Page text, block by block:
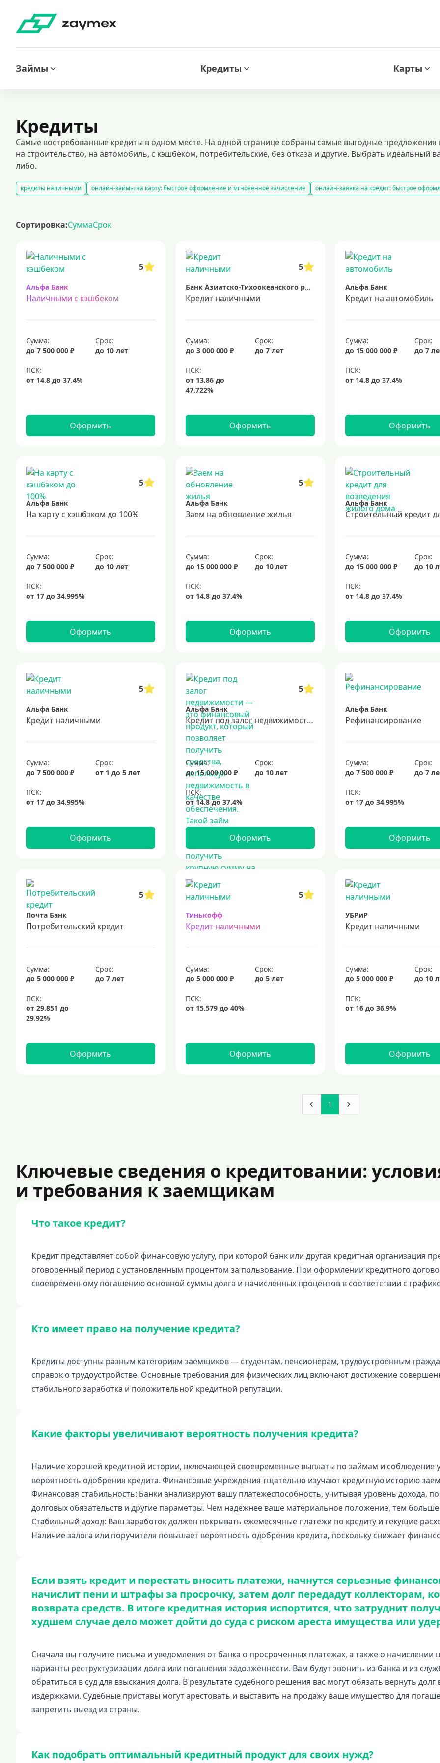
Займы Кредиты Карты
Кредиты
Самые востребованные кредиты в одном месте. На одной странице собраны самые выгодные
на строительство, на автомобиль, с кэшбеком, потребительские, без отказа и другие. Выбрать идеальный
либо.
кредиты наличными онлайн-займы на карту: быстрое оформление и мгновенное зачисление
онлайн-заявка на кредит: быстрое
лучшие предложения по кредитам с минимальными ставками
кредиты с минимальными ставками
подача заявки на кредит в несколько банков одновременно образовательные кредиты
кредиты для самозанятых
кредит на ремонт кредиты на 5 лет кредит на 3 года потребительские кредиты кредит за 5 минут
срочный кредит
Сортировка:СуммаСрок
5
Альфа Банк
Наличными с кэшбеком
Сумма:
до 7 500 000 ₽
Срок:
до 10 лет
Оформить
5
Банк Азиатско-Тихоокеанского региона
Кредит наличными
Сумма:
до 3 000 000 ₽
Срок:
до 7 лет
Оформить
Альфа Банк
Кредит на автомобиль
Сумма:
до 15 000 000 ₽
Срок:
до 7
Оформить
5
Альфа Банк
На карту с кэшбэком до 100%
Сумма:
до 7 500 000 ₽
Срок:
до 10 лет
Оформить
5
Альфа Банк
Заем на обновление жилья
Сумма:
до 15 000 000 ₽
Срок:
до 10 лет
Оформить
Альфа Банк
Сумма:
до 15 000 000 ₽
Срок:
до 10
Оформить
5
Альфа Банк
Кредит наличными
Сумма:
до 7 500 000 ₽
Срок:
от 1 до 5 лет
Оформить
5
Альфа Банк
Кредит под залог недвижимости — это финансовый продукт, который позволяет получить средства, используя недвижимость в качестве обеспечения. Такой займ предоставляет возможность получить крупную сумму на выгодных условиях, так как риски для банка снижены благодаря наличию залога. Подходит для решения различных финансовых задач, включая рефинансирование долгов, инвестиции в бизнес или крупные покупки.
Сумма:
до 15 000 000 ₽
Срок:
до 10 лет
Оформить
Альфа Банк
Рефинансирование
Сумма:
до 7 500 000 ₽
Срок:
до 7
Оформить
5
Почта Банк
Потребительский кредит
Сумма:
до 5 000 000 ₽
Срок:
до 7 лет
Оформить
5
Тинькофф
Кредит наличными
Сумма:
до 5 000 000 ₽
Срок:
до 5 лет
Оформить
УБРиР
Кредит наличными
Сумма:
до 5 000 000 ₽
Срок:
до 10
Оформить
1
Ключевые сведения о кредитовании:
и требования к заемщикам
Что такое кредит?
Кредит представляет собой финансовую услугу, при которой банк или другая кредитная организация
оговоренный период с установленным процентом за пользование. При оформлении кредитного
своевременному погашению основной суммы долга и начисленных процентов в соответствии с
Кто имеет право на получение кредита?
Кредиты доступны разным категориям заемщиков — студентам, пенсионерам, трудоустроенным
справок о трудоустройстве. Основные требования для физических лиц включают достижение
стабильного заработка и положительной кредитной репутации.
Какие факторы увеличивают вероятность получения кредита?
Наличие хорошей кредитной истории, включающей своевременные выплаты по займам и соблюдение
вероятность одобрения кредита. Финансовые учреждения тщательно изучают кредитную историю
Финансовая стабильность: Банки анализируют вашу платежеспособность, учитывая уровень дохода,
долговых обязательств и другие параметры. Чем надежнее ваше материальное положение, тем
Стабильный доход: Ваш заработок должен покрывать ежемесячные платежи по кредиту и текущие
Наличие залога или поручителя повышает вероятность одобрения кредита, поскольку снижает
Если взять кредит и перестать вносить платежи, начнутся серьезные
начислит пени и штрафы за просрочку, затем долг передадут коллекторам,
возврата средств. В итоге кредитная история испортится, что затруднит
худшем случае дело может дойти до суда с риском ареста имущества или
Сначала вы получите письма и уведомления от банка о просроченных платежах, а также о
варианты реструктуризации долга или погашения задолженности. Вам будут звонить из банка и из
обратиться в суд для взыскания долга. В результате судебного решения вас могут обязать вернуть
издержками. Судебные приставы могут арестовать и выставить на продажу ваше имущество для
запретить выезд из страны.
Как подобрать оптимальный кредитный продукт для своих нужд?